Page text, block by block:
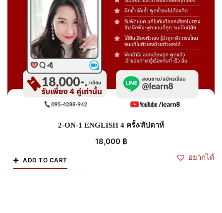
2-ON-1 ENGLISH 4 ครั้ง/สัปดาห์
18,000 ฿
อยากได้
ADD TO CART